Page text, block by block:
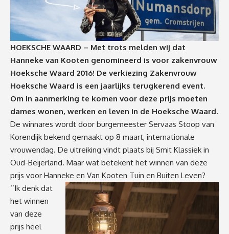
HOEKSCHE WAARD – Met trots melden wij dat
Hanneke van Kooten genomineerd is voor zakenvrouw
Hoeksche Waard 2016! De verkiezing Zakenvrouw
Hoeksche Waard is een jaarlijks terugkerend event.
Om in aanmerking te komen voor deze prijs moeten
dames wonen, werken en leven in de Hoeksche Waard.
De winnares wordt door burgemeester Servaas Stoop van
Korendijk bekend gemaakt op 8 maart, internationale
vrouwendag. De uitreiking vindt plaats bij Smit Klassiek in
Oud-Beijerland. Maar wat betekent het winnen van deze
prijs voor Hanneke en Van Kooten Tuin en Buiten Leven?
‘’Ik denk dat
het winnen
van deze
prijs heel